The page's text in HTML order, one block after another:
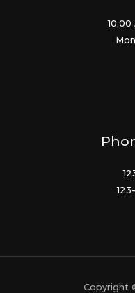
10:00
Copyright